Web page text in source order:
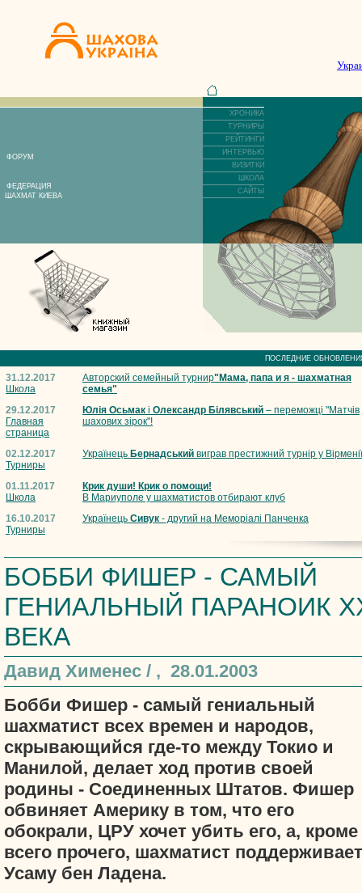
ФОРУМ
ФЕДЕРАЦИЯ
ШАХМАТ КИЕВА
ХРОНИКА
ТУРНИРЫ
РЕЙТИНГИ
ИНТЕРВЬЮ
ВИЗИТКИ
ШКОЛА
САЙТЫ
ПОСЛЕДНИЕ
31.12.2017
Школа
Авторский семейный турнир"Мама, папа и я - шахматная
семья"
29.12.2017
Главная
страница
Юлія Осьмак і Олександр Білявський – переможці "Матчів
шахових зірок"!
02.12.2017
Турниры
Українець Бернадський виграв престижний турнір у Вірменії
01.11.2017
Школа
Крик души! Крик о помощи!
В Мариуполе у шахматистов отбирают клуб
16.10.2017
Турниры
Українець Сивук - другий на Меморіалі Панченка
БОББИ ФИШЕР - САМЫЙ
ГЕНИАЛЬНЫЙ ПАРАНОИК
ВЕКА
Давид Хименес / , 28.01.2003
Бобби Фишер - самый гениальный
шахматист всех времен и народов,
скрывающийся где-то между Токио и
Манилой, делает ход против своей
родины - Соединенных Штатов. Фишер
обвиняет Америку в том, что его
обокрали, ЦРУ хочет убить его, а, кроме
всего прочего, шахматист поддерживает
Усаму бен Ладена.